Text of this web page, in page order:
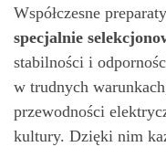
Współczesne
specjalnie
stabilności i
w trudnych
przewodności
kultury. Dzięki nim